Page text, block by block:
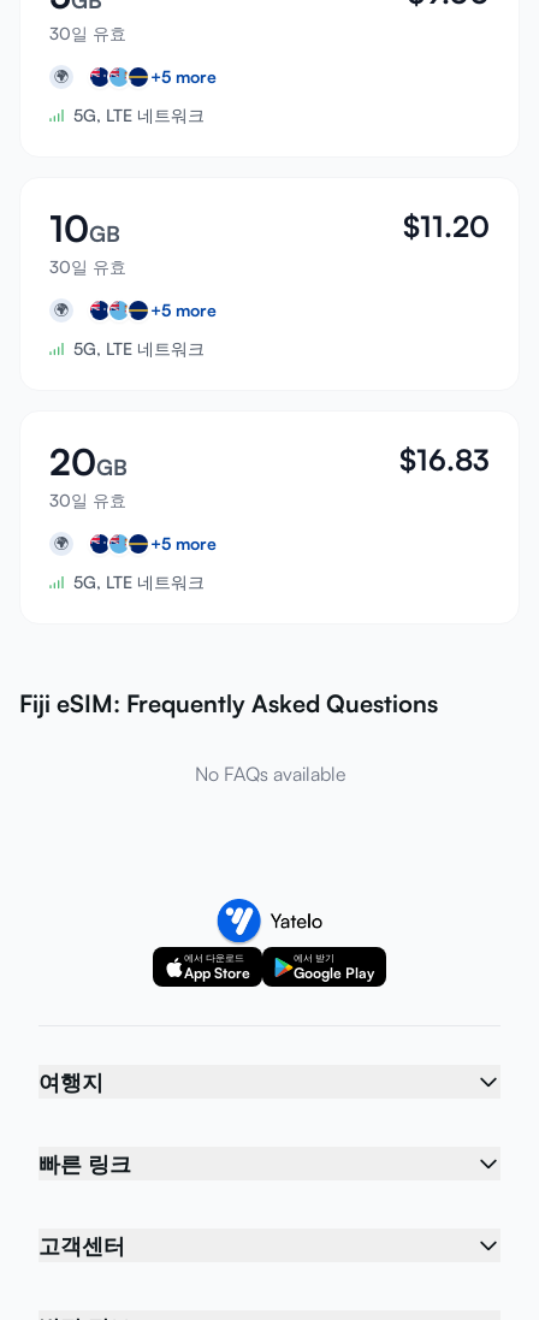
30일 유효
🌍 +5 more
5G, LTE 네트워크
10GB
30일 유효
$11.20
🌍 +5 more
5G, LTE 네트워크
20GB
30일 유효
$16.83
🌍 +5 more
5G, LTE 네트워크
Fiji eSIM: Frequently Asked Questions
No FAQs available
에서 다운로드
App Store
에서 받기
Google Play
여행지
빠른 링크
고객센터